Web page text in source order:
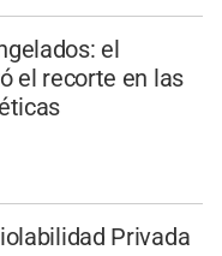
el
el recorte en las
Privada